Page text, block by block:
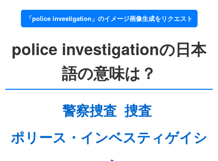
「police investigation」のイメージ画像生成をリクエスト
police investigationの日本
語の意味は？
警察捜査 捜査
ポリース・インベスティゲイシ